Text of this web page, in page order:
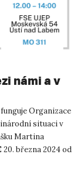
námi a v
Organizace
situaci v
Martina
20. března 2024 od